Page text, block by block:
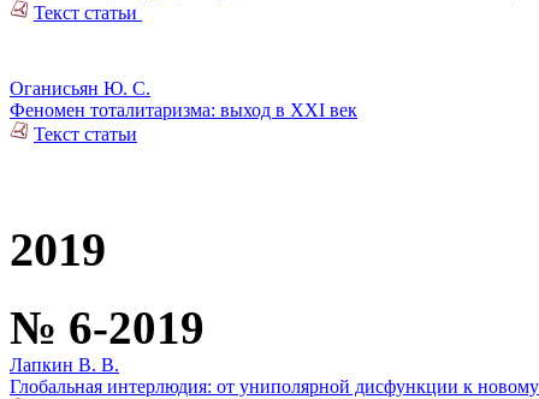
Текст статьи
Оганисьян Ю. С.
Феномен тоталитаризма: выход в ХХI век
Текст статьи
2019
№ 6-2019
Лапкин В. В.
Глобальная интерлюдия: от униполярной дисфункции к